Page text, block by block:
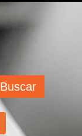
Buscar